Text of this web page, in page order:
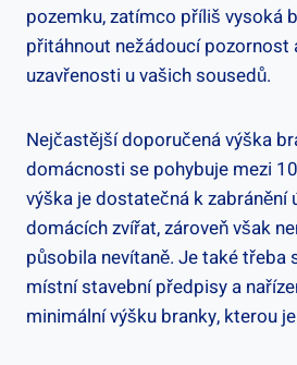
pozemku, zatímco‍ příliš vysoká
přitáhnout nežádoucí pozornost
uzavřenosti u vašich sousedů.
Nejčastější doporučená výška
domácnosti se pohybuje‍ mezi⁢
výška ‌je⁢ dostatečná k zabránění
domácích zvířat, zároveň však​
působila nevítaně. ⁤Je také třeba
místní stavební předpisy a
minimální výšku branky, kterou⁤